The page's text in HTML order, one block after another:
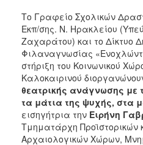
2015
2012
2011
ΔΗΜΟΣ
Το Γραφείο Σχολικών
Εκπ/σης. Ν. Ηρακλείου
Ζαχαράτου) και το Δίκτυο
Φιλαναγνωσίας
στήριξη του Κοινωνικού
Καλοκαιρινού
θεατρικής ανάγνωσης με
τα μάτια της ψυχής, στα
εισηγήτρια την Ειρήνη
Τμηματάρχη Προϊστορικών
Αρχαιολογικών Χώρων,